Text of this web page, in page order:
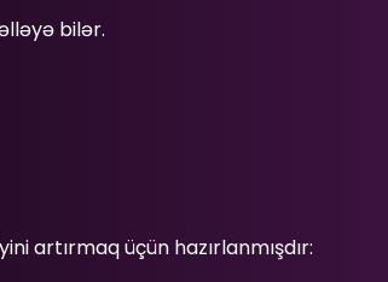
bilər.
artırmaq üçün hazırlanmışdır: